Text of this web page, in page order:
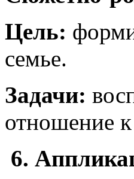
Цель:
семье.
Задачи:
отношение
6.